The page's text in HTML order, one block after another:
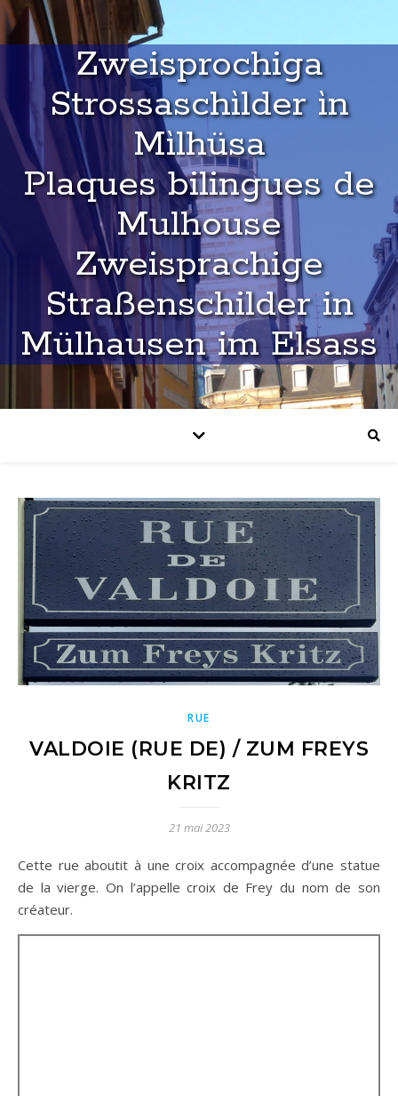
Zweisprochiga
Strossaschìlder ìn
Mìlhüsa
Plaques bilingues de
Mulhouse
Zweisprachige
Straßenschilder in
Mülhausen im Elsass
RUE
VALDOIE (RUE DE) / ZUM FREYS
KRITZ
21 mai 2023
Cette rue aboutit à une croix accompagnée d’une statue
de la vierge. On l’appelle croix de Frey du nom de son
créateur.